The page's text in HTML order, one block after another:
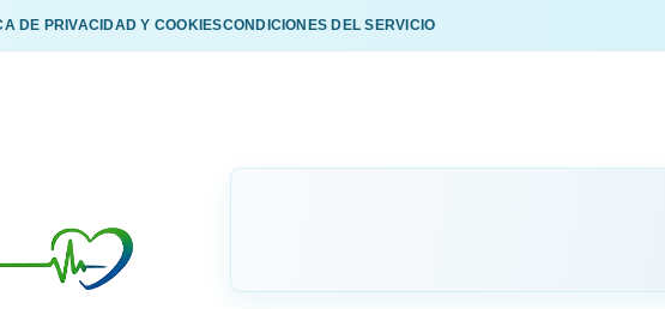
DE PRIVACIDAD Y COOKIESCONDICIONES DEL SERVICIO